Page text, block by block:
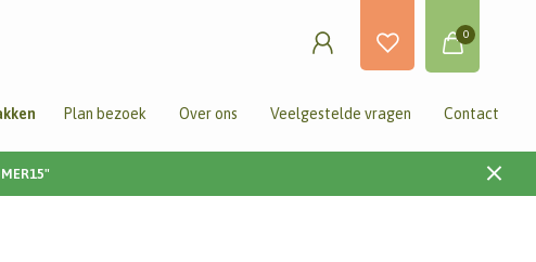
0
Plan bezoek Over ons Veelgestelde vragen Contact